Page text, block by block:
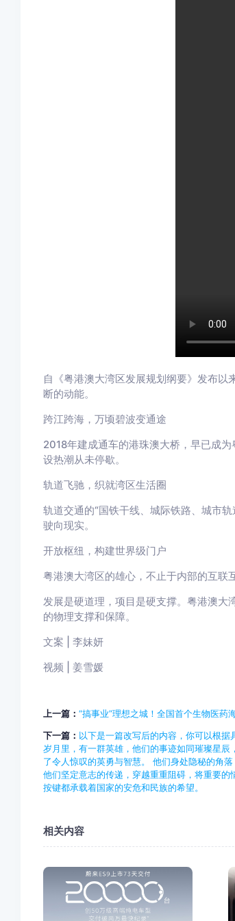
自《粤港澳大湾区发展规划纲要》发布以
断的动能。
跨江跨海，万顷碧波变通途
2018年建成通车的港珠澳大桥，早已成
设热潮从未停歇。
轨道飞驰，织就湾区生活圈
轨道交通的“国铁干线、城际铁路、城市
驶向现实。
开放枢纽，构建世界级门户
粤港澳大湾区的雄心，不止于内部的互联
发展是硬道理，项目是硬支撑。粤港澳大
的物理支撑和保障。
文案 | 李妹妍
视频 | 姜雪媛
上一篇： “搞事业”理想之城！全国首个生物医药
下一篇： 以下是一篇改写后的内容，你可以根
岁月里，有一群英雄，他们的事迹如同璀璨星
了令人惊叹的英勇与智慧。 他们身处隐秘的角
他们坚定意志的传递，穿越重重阻碍，将重要
按键都承载着国家的安危和民族的希望。
相关内容